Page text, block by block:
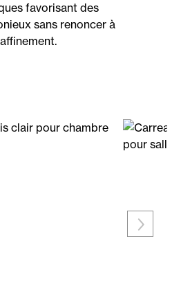
favorisant des
sans renoncer à